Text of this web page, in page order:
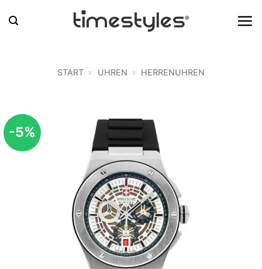
Inhalt
START » UHREN » HERRENUHREN
-5%